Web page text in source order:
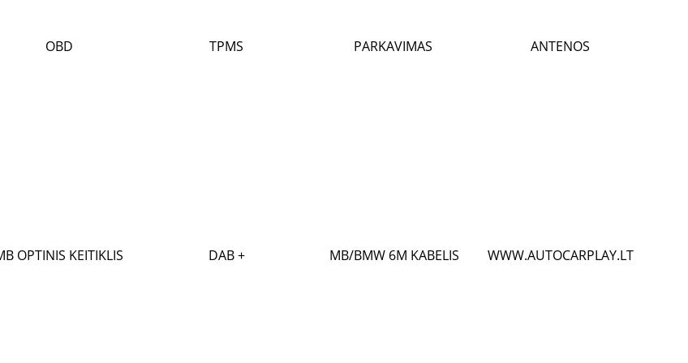
ANTENOS
OBD TPMS PARKAVIMAS
OPTINIS KEITIKLIS DAB + MB/BMW 6M KABELIS WWW.AUTOCARPLAY.LT